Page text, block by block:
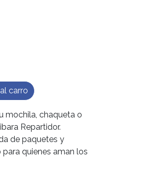
carro
mochila, chaqueta o
Repartidor.
de paquetes y
quienes aman los